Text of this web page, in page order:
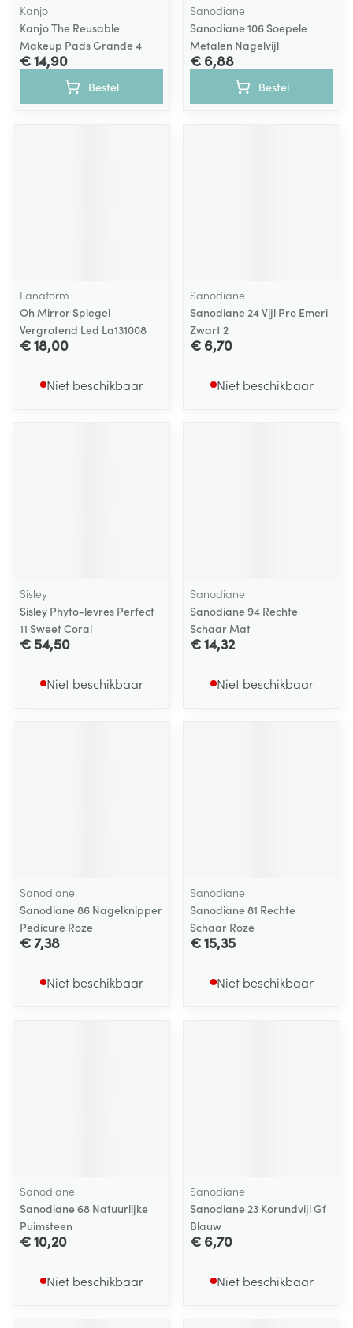
Kanjo
Kanjo The Reusable
Makeup Pads Grande 4
€ 14,90
Bestel
Sanodiane
Sanodiane 106 Soepele
Metalen Nagelvijl
€ 6,88
Bestel
Lanaform
Oh Mirror Spiegel
Vergrotend Led La131008
€ 18,00
Niet beschikbaar
Sanodiane
Sanodiane 24 Vijl Pro Emeri
Zwart 2
€ 6,70
Niet beschikbaar
Sisley
Sisley Phyto-levres Perfect
11 Sweet Coral
€ 54,50
Niet beschikbaar
Sanodiane
Sanodiane 94 Rechte
Schaar Mat
€ 14,32
Niet beschikbaar
Sanodiane
Sanodiane 86 Nagelknipper
Pedicure Roze
€ 7,38
Niet beschikbaar
Sanodiane
Sanodiane 81 Rechte
Schaar Roze
€ 15,35
Niet beschikbaar
Sanodiane
Sanodiane 68 Natuurlijke
Puimsteen
€ 10,20
Niet beschikbaar
Sanodiane
Sanodiane 23 Korundvijl Gf
Blauw
€ 6,70
Niet beschikbaar